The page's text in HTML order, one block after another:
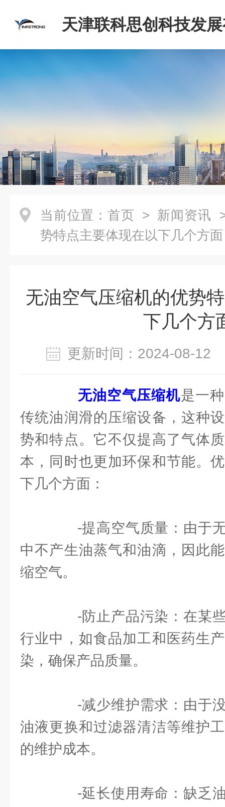
天津联科思创科技发
司
当前位置： 首页 > 新闻资讯
势特点主要体现在以下几个方面
无油空气压缩机的优势
下几个方
更新时间：2024-08-
无油空气压缩机是一
传统油润滑的压缩设备，这种
势和特点。它不仅提高了气体
本，同时也更加环保和节能。
下几个方面：
-提高空气质量：由于无
中不产生油蒸气和油滴，因此
缩空气。
-防止产品污染：在某些
行业中，如食品加工和医药生
染，确保产品质量。
-减少维护需求：由于没
油液更换和过滤器清洁等维护
的维护成本。
-延长使用寿命：缺乏油